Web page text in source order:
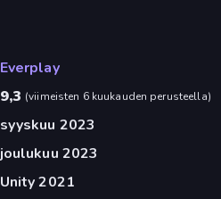
Everplay
9,3 (viimeisten 6 kuukauden perusteella)
syyskuu 2023
joulukuu 2023
Unity 2021